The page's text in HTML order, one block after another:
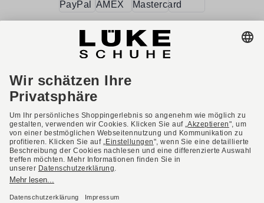
AGB Barrierefreiheit
Impressum
Datenschutzerklärung
Datenschutzeinstellungen